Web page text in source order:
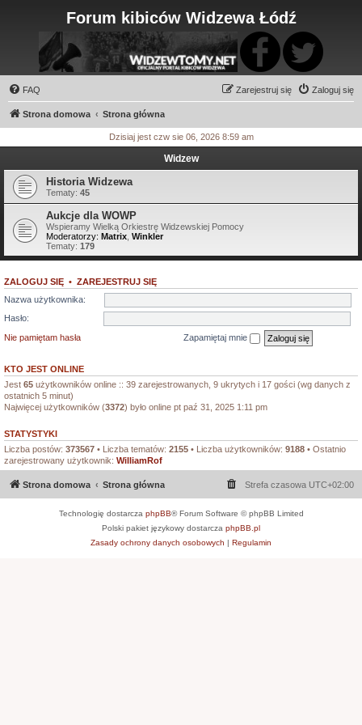
Forum kibiców Widzewa Łódź
FAQ Zaloguj się
Zarejestruj się
Strona domowa Strona główna
Dzisiaj jest czw sie 06, 2026 8:59 am
Widzew
Historia Widzewa
Tematy: 45
Aukcje dla WOWP
Wspieramy Wielką Orkiestrę Widzewskiej Pomocy
Moderatorzy: Matrix Winkler
Tematy: 179
ZALOGUJ SIĘ • ZAREJESTRUJ SIĘ
Nazwa użytkownika:
Hasło:
Nie pamiętam hasła
Zapamiętaj mnie
KTO JEST ONLINE
Jest 65 użytkowników online :: 39 zarejestrowanych, 9 ukrytych i 17 gości (wg danych z
ostatnich 5 minut)
Najwięcej użytkowników (3372) było online pt paź 31, 2025 1:11 pm
STATYSTYKI
Liczba postów: 373567 • Liczba tematów: 2155 • Liczba użytkowników: 9188 • Ostatnio
zarejestrowany użytkownik: WilliamRof
Strona domowa Strona główna Strefa czasowa UTC+02:00
Technologię dostarcza phpBB® Forum Software © phpBB Limited
Polski pakiet językowy dostarcza phpBB.pl
Zasady ochrony danych osobowych | Regulamin